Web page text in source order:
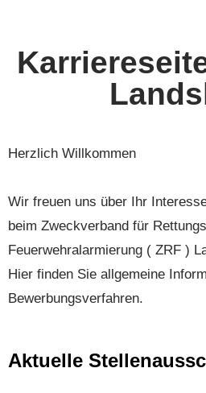
Herzlich Willkommen
Wir freuen uns über Ihr
beim Zweckverband für
Feuerwehralarmierung ( ZRF )
Hier finden Sie allgemeine
Bewerbungsverfahren.
Aktuelle